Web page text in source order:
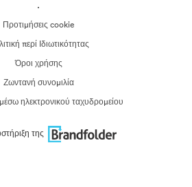
·
Προτιμήσεις cookie
περί Ιδιωτικότητας
Όροι χρήσης
Ζωντανή συνομιλία
ηλεκτρονικού ταχυδρομείου
της